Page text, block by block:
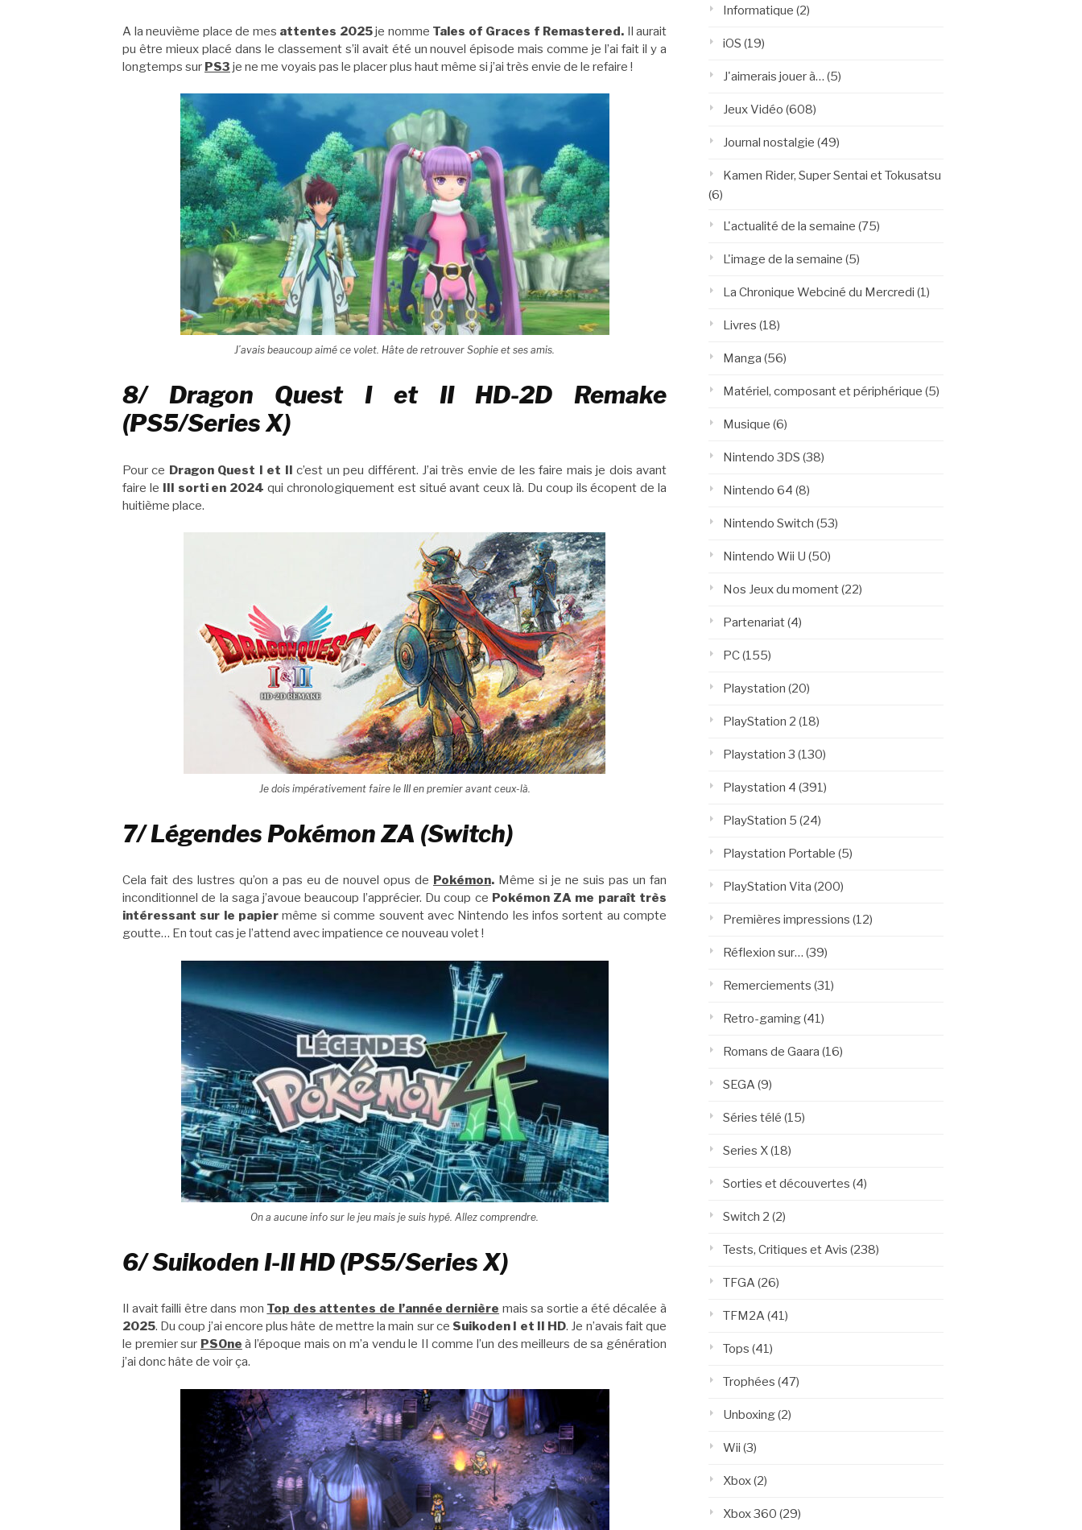
A la neuvième place de mes attentes 2025je nomme Tales of Graces f Remastered. Il aurait
pu être mieux placé dans le classement s’il avait été un nouvel épisode mais comme je l’ai fait il y a
longtemps sur PS3 je ne me voyais pas le placer plus haut même si j’ai très envie de le refaire !
J’avais beaucoup aimé ce volet. Hâte de retrouver Sophie et ses amis.
8/ Dragon Quest I et IIHD-2DRemake
(PS5/Series X)
Pour ce Dragon Quest I et IIc’est un peu différent. J’ai très envie de les faire mais je dois avant
faire le III sorti en 2024qui chronologiquement est situé avant ceux là. Du coup ils écopent de la
huitième place.
Je dois impérativement faire le III en premier avant ceux-là.
7/ Légendes Pokémon ZA (Switch)
Cela fait des lustres qu’on a pas eu de nouvel opus de Pokémon. Même si je ne suis pas un fan
inconditionnel de la saga j’avoue beaucoup l’apprécier. Du coup ce Pokémon ZA me paraît très
intéressant sur le papiermême si comme souvent avec Nintendo les infos sortent au compte
goutte… En tout cas je l’attend avec impatience ce nouveau volet !
On a aucune info sur le jeu mais je suis hypé. Allez comprendre.
6/ Suikoden I-II HD (PS5/Series X)
Il avait failli être dans mon Top des attentes de l’année dernière mais sa sortie a été décalée à
2025. Du coup j’ai encore plus hâte de mettre la main sur ce Suikoden I et II HD. Je n’avais fait que
le premier sur PSOne à l’époque mais on m’a vendu le II comme l’un des meilleurs de sa génération
j’ai donc hâte de voir ça.
Informatique (2)
iOS (19)
J'aimerais jouer à… (5)
Jeux Vidéo (608)
Journal nostalgie (49)
Kamen Rider, Super Sentai et Tokusatsu
(6)
L'actualité de la semaine (75)
L'image de la semaine (5)
La Chronique Webciné du Mercredi (1)
Livres (18)
Manga (56)
Matériel, composant et périphérique (5)
Musique (6)
Nintendo 3DS (38)
Nintendo 64 (8)
Nintendo Switch (53)
Nintendo Wii U (50)
Nos Jeux du moment(22)
Partenariat(4)
PC(155)
Playstation (20)
PlayStation 2 (18)
Playstation 3 (130)
Playstation 4 (391)
PlayStation 5 (24)
Playstation Portable (5)
PlayStation Vita (200)
Premières impressions (12)
Réflexion sur… (39)
Remerciements (31)
Retro-gaming(41)
Romans de Gaara (16)
SEGA (9)
Séries télé (15)
Series X(18)
Sorties et découvertes (4)
Switch 2 (2)
Tests, Critiques et Avis (238)
TFGA (26)
TFM2A (41)
Tops (41)
Trophées (47)
Unboxing(2)
Wii (3)
Xbox(2)
Xbox 360 (29)